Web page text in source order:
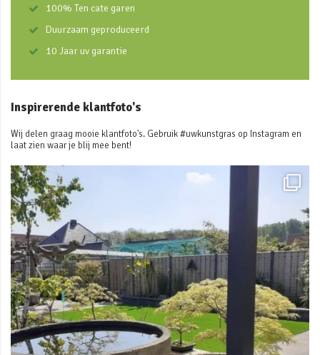
100% Ten cate garen
Duurzaam geproduceerd
10 Jaar uv garantie
Inspirerende klantfoto's
Wij delen graag mooie klantfoto's. Gebruik #uwkunstgras op Instagram en
laat zien waar je blij mee bent!